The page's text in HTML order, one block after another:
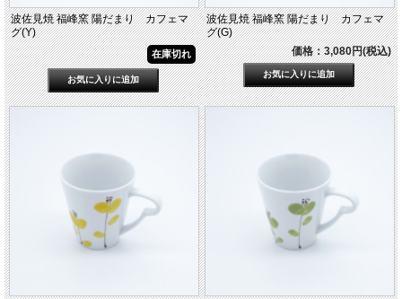
波佐見焼 福峰窯 陽だまり カフェマ
グ(Y)
在庫切れ
波佐見焼 福峰窯 陽だまり カフェマ
グ(G)
価格：3,080円(税込)